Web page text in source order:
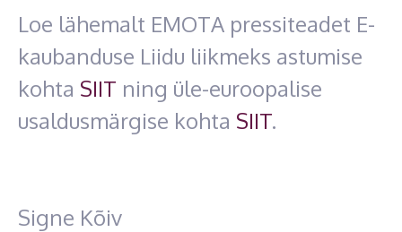
Loe lähemalt EMOTA pressiteadet E-
kaubanduse Liidu liikmeks astumise
kohta SIIT ning üle-euroopalise
usaldusmärgise kohta SIIT.
Signe Kõiv